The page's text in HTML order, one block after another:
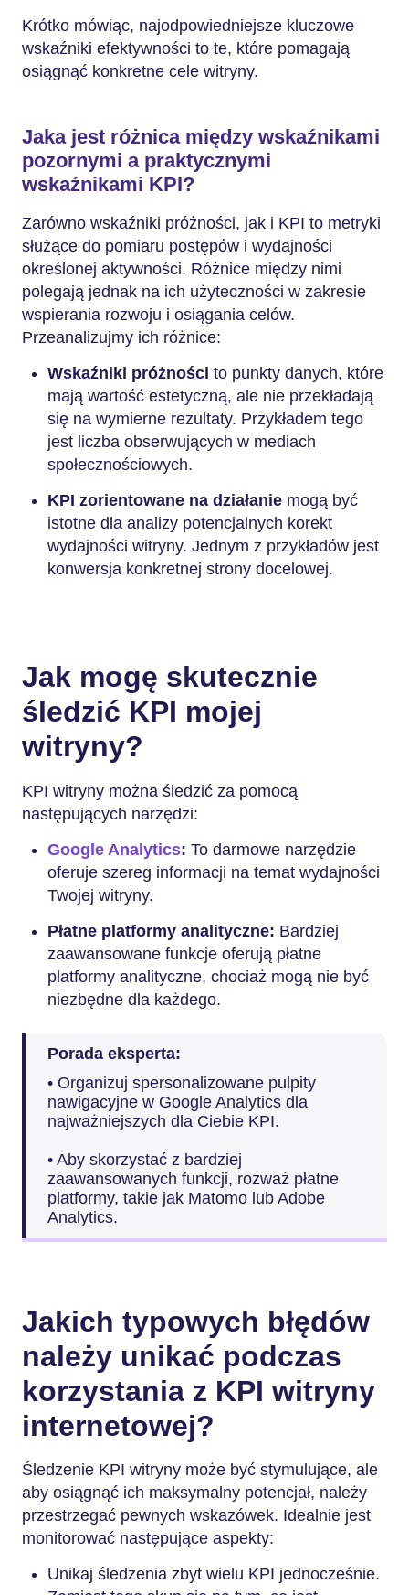
Krótko mówiąc, najodpowiedniejsze kluczowe
wskaźniki efektywności to te, które pomagają
osiągnąć konkretne cele witryny.
Jaka jest różnica między wskaźnikami
pozornymi a praktycznymi
wskaźnikami KPI?
Zarówno wskaźniki próżności, jak i KPI to metryki
służące do pomiaru postępów i wydajności
określonej aktywności. Różnice między nimi
polegają jednak na ich użyteczności w zakresie
wspierania rozwoju i osiągania celów.
Przeanalizujmy ich różnice:
Wskaźniki próżności to punkty danych, które
mają wartość estetyczną, ale nie przekładają
się na wymierne rezultaty. Przykładem tego
jest liczba obserwujących w mediach
społecznościowych.
KPI zorientowane na działanie mogą być
istotne dla analizy potencjalnych korekt
wydajności witryny. Jednym z przykładów jest
konwersja konkretnej strony docelowej.
Jak mogę skutecznie
śledzić KPI mojej
witryny?
KPI witryny można śledzić za pomocą
następujących narzędzi:
Google Analytics: To darmowe narzędzie
oferuje szereg informacji na temat wydajności
Twojej witryny.
Płatne platformy analityczne: Bardziej
zaawansowane funkcje oferują płatne
platformy analityczne, chociaż mogą nie być
niezbędne dla każdego.
Porada eksperta:
• Organizuj spersonalizowane pulpity
nawigacyjne w Google Analytics dla
najważniejszych dla Ciebie KPI.
• Aby skorzystać z bardziej
zaawansowanych funkcji, rozważ płatne
platformy, takie jak Matomo lub Adobe
Analytics.
Jakich typowych błędów
należy unikać podczas
korzystania z KPI witryny
internetowej?
Śledzenie KPI witryny może być stymulujące, ale
aby osiągnąć ich maksymalny potencjał, należy
przestrzegać pewnych wskazówek. Idealnie jest
monitorować następujące aspekty:
Unikaj śledzenia zbyt wielu KPI jednocześnie.